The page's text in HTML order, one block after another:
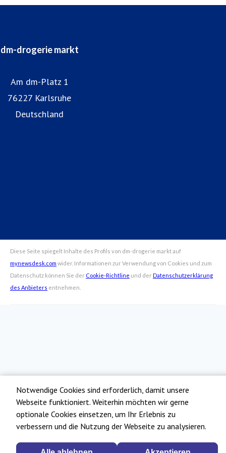
Notwendige Cookies sind erforderlich, damit unsere
Webseite funktioniert. Weiterhin möchten wir gerne
optionale Cookies einsetzen, um Ihr Erlebnis zu
verbessern und die Nutzung der Webseite zu analysieren.
dm-drogerie markt
Am dm-Platz 1
76227 Karlsruhe
Deutschland